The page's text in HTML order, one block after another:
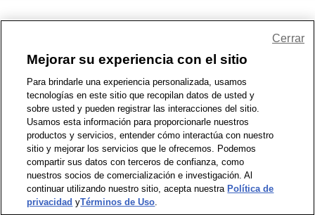
1-800-679-9691 | Contáctenos | Términos de Uso | Accesibilidad
Política de Privacidad | WA Privacy Policy | Mapa del sitio
Zona de Bienestar | © 1999 - 2026 CVS.com
Mejorar su experiencia con el sitio
Para brindarle una experiencia personalizada, usamos
tecnologías en este sitio que recopilan datos de usted y
sobre usted y pueden registrar las interacciones del sitio.
Usamos esta información para proporcionarle nuestros
productos y servicios, entender cómo interactúa con nuestro
sitio y mejorar los servicios que le ofrecemos. Podemos
compartir sus datos con terceros de confianza, como
nuestros socios de comercialización e investigación. Al
continuar utilizando nuestro sitio, acepta nuestra Política de
privacidad yTérminos de Uso.
Cerrar